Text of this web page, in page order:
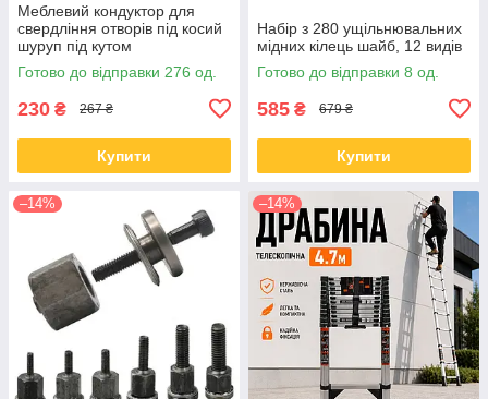
Меблевий кондуктор для
свердління отворів під косий
шуруп під кутом
Готово до відправки 276 од.
230 ₴ 267 ₴
Купити
Набір з 280 ущільнювальних
мідних кілець шайб, 12 видів
Готово до відправки 8 од.
585 ₴ 679 ₴
Купити
–14% –14%